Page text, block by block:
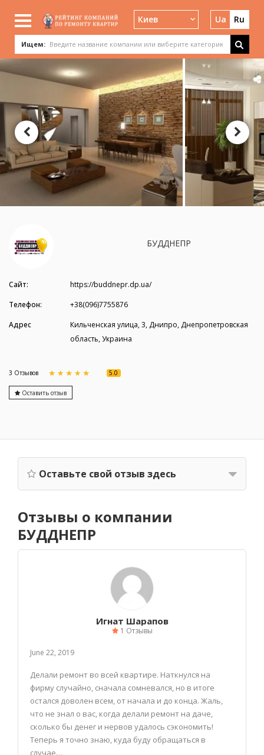
Киев Ua Ru
Ищем:
БУДДНЕПР
Сайт:
https://buddnepr.dp.ua/
Телефон:
+38(096)7755876
Адрес
Кильченская улица, 3, Днипро, Днепропетровская
область, Украина
3 Отзывов 5.0
Оставить отзыв
Оставьте свой отзыв здесь
Отзывы о компании
БУДДНЕПР
Игнат Шарапов
1 Отзывы
June 22, 2019
Делали ремонт во всей квартире. Наткнулся на
фирму случайно, сначала сомневался, но в итоге
остался доволен всем, от начала и до конца. Жаль,
что не знал о вас, когда делали ремонт на даче,
сколько бы денег и нервов удалось сэкономить!
Теперь я точно знаю, куда буду обращаться в
случае…